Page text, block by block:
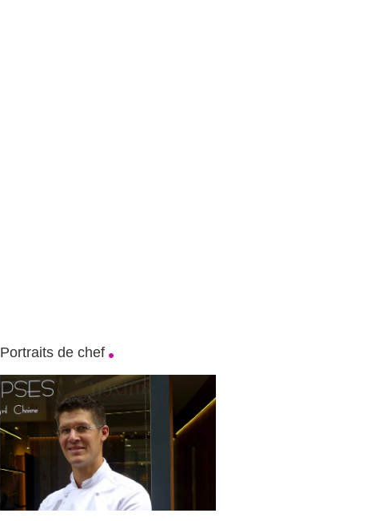
Portraits de chef